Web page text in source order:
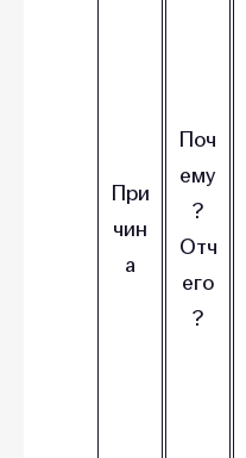
При
чин
а
Поч
ему
?
Отч
его
?